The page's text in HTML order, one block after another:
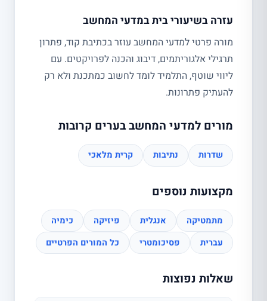
עזרה בשיעורי בית במדעי המחשב
מורה פרטי למדעי המחשב עוזר בכתיבת קוד, פתרון
תרגילי אלגוריתמים, דיבוג והכנה לפרויקטים. עם
ליווי שוטף, התלמיד לומד לחשוב כמתכנת ולא רק
להעתיק פתרונות.
מורים למדעי המחשב בערים קרובות
שדרות נתיבות קרית מלאכי
מקצועות נוספים
מתמטיקה אנגלית פיזיקה
כימיה
עברית
פסיכומטרי כל המורים הפרטיים
שאלות נפוצות